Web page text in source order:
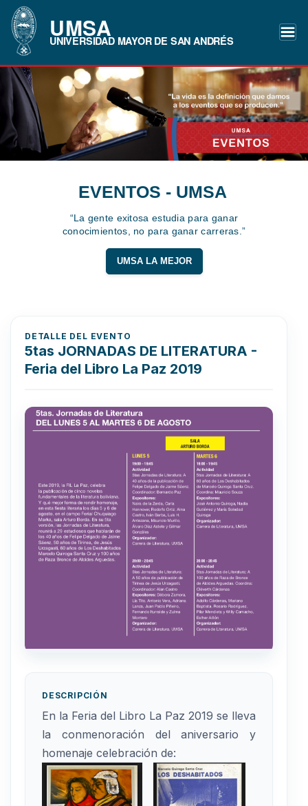
UMSA
UNIVERSIDAD MAYOR DE SAN ANDRÉS
EVENTOS - UMSA
“La gente exitosa estudia para ganar
conocimientos, no para ganar carreras.”
UMSA LA MEJOR
DETALLE DEL EVENTO
5tas JORNADAS DE LITERATURA -
Feria del Libro La Paz 2019
DESCRIPCIÓN
En la Feria del Libro La Paz 2019 se lleva
la conmenoración del aniversario y
homenaje celebración de: